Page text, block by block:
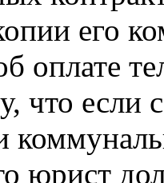
его
оплате
что если
юрист